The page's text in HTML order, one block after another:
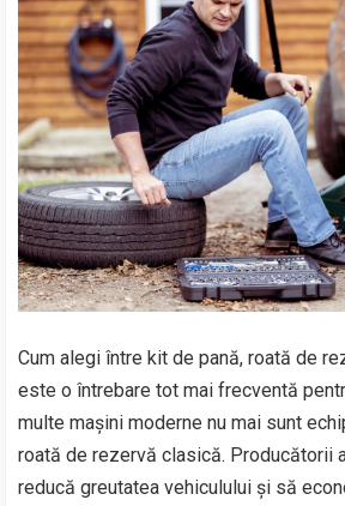
Cum alegi între kit de pană, roată de
este o întrebare tot mai frecventă
multe mașini moderne nu mai sunt
roată de rezervă clasică. Producătorii
reducă greutatea vehiculului și să